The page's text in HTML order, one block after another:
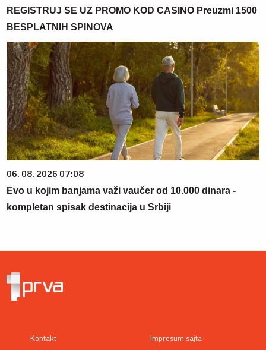
REGISTRUJ SE UZ PROMO KOD CASINO Preuzmi 1500
BESPLATNIH SPINOVA
06. 08. 2026 07:08
Evo u kojim banjama važi vaučer od 10.000 dinara -
kompletan spisak destinacija u Srbiji
Kontakt Impresum sajta